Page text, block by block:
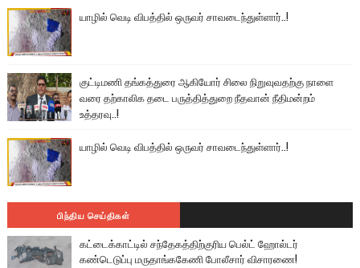
யாழில் வெடி விபத்தில் ஒருவர் சாவடைந்துள்ளார்..!
குட்டிமணி தங்கத்துரை ஆகியோர் சிலை நிறுவுவதற்கு நாளை
வரை தற்காலிக தடை பருத்தித்துறை நீதவான் நீதிமன்றம்
உத்தரவு..!
யாழில் வெடி விபத்தில் ஒருவர் சாவடைந்துள்ளார்..!
பிந்திய செய்திகள்
கட்டைக்காட்டில் சந்தேகத்திற்குரிய பெல்ட் ஹோல்டர்
கண்டெடுப்பு மருதாங்ககேணி போலீசார் விசாரணை!